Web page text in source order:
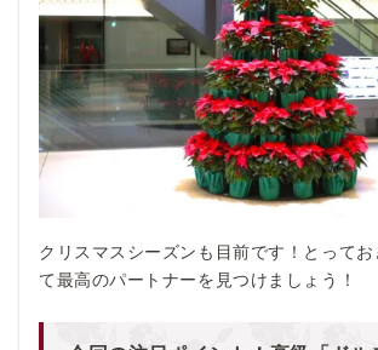
クリスマスシーズンも目前です！とって
て最高のパートナーを見つけましょう！